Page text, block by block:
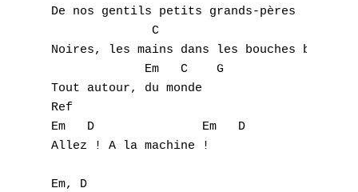
De nos gentils petits grands-pères
C
Noires, les mains dans les bouches
             Em   C    G
Tout autour, du monde
Ref
Em   D               Em   D
Allez ! A la machine !
Em, D
P
Q
S